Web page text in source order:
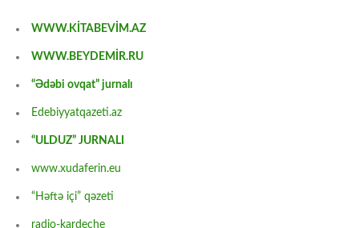
WWW.KİTABEVİM.AZ
WWW.BEYDEMİR.RU
“Ədəbi ovqat” jurnalı
Edebiyyatqazeti.az
“ULDUZ” JURNALI
www.xudaferin.eu
“Həftə içi” qəzeti
radio-kardeche